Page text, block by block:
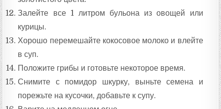
Залейте все 1 литром бульона из овощей или
курицы.
Хорошо перемешайте кокосовое молоко и влейте
в суп.
Положите грибы и готовьте некоторое время.
Снимите с помидор шкурку, выньте семена и
порежьте на кусочки, добавьте к супу.